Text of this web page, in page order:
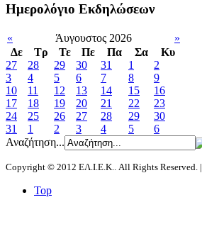
Ημερολόγιο Εκδηλώσεων
« Άυγουστος 2026
»
Δε
Tρ Τε Πε Πα Σα
Κυ
27
28 29 30 31 1
2
3
4 5 6 7 8
9
10
11 12 13 14 15
16
17
18 19 20 21 22
23
24
25 26 27 28 29
30
31
1 2 3 4 5
6
Αναζήτηση...
Copyright © 2012 ΕΛ.Ι.Ε.Κ.. All Rights Reserved. |
Top